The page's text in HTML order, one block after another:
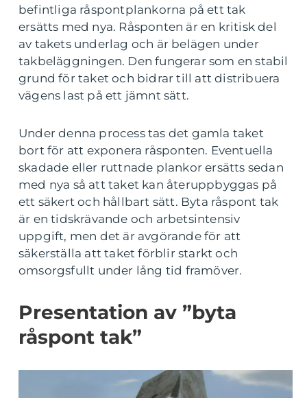
befintliga råspontplankorna på ett tak
ersätts med nya. Råsponten är en kritisk del
av takets underlag och är belägen under
takbeläggningen. Den fungerar som en stabil
grund för taket och bidrar till att distribuera
vägens last på ett jämnt sätt.
Under denna process tas det gamla taket
bort för att exponera råsponten. Eventuella
skadade eller ruttnade plankor ersätts sedan
med nya så att taket kan återuppbyggas på
ett säkert och hållbart sätt. Byta råspont tak
är en tidskrävande och arbetsintensiv
uppgift, men det är avgörande för att
säkerställa att taket förblir starkt och
omsorgsfullt under lång tid framöver.
Presentation av ”byta
råspont tak”